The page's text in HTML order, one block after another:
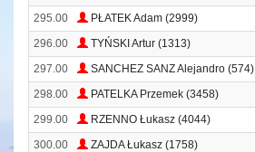
295.00
PŁATEK Adam (2999)
296.00
TYŃSKI Artur (1313)
297.00 SANCHEZ SANZ Alejandro (574)
298.00 PATELKA Przemek (3458)
299.00 RZENNO Łukasz (4044)
300.00
ZAJDA Łukasz (1758)